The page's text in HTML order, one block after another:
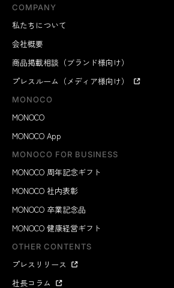
COMPANY
私たちについて
会社概要
商品掲載相談（ブランド様向け）
プレスルーム（メディア様向け）
MONOCO
MONOCO
MONOCO App
MONOCO FOR BUSINESS
MONOCO 周年記念ギフト
MONOCO 社内表彰
MONOCO 卒業記念品
MONOCO 健康経営ギフト
OTHER CONTENTS
プレスリリース
社長コラム